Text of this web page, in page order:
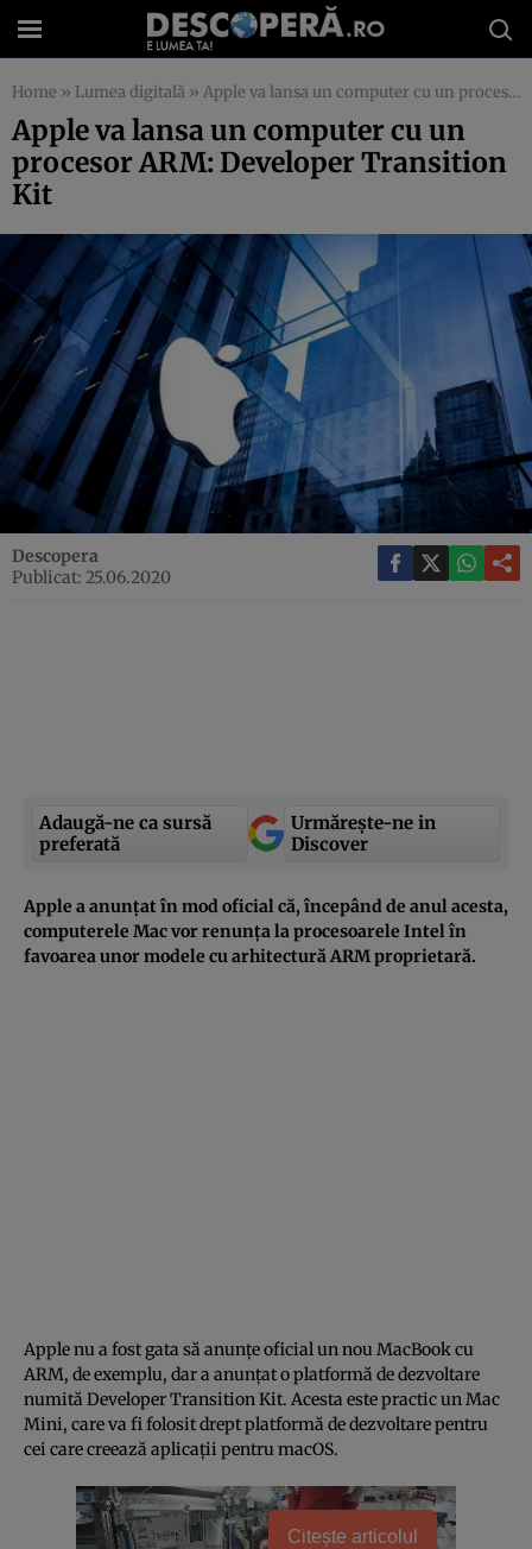
Home » Lumea digitală » Apple va lansa un computer cu un procesor ARM: Developer Transition Kit
Apple va lansa un computer cu un
procesor ARM: Developer Transition
Kit
Descopera
Publicat: 25.06.2020
Adaugă-ne ca sursă
preferată
Urmărește-ne in
Discover
Apple a anunțat în mod oficial că, începând de anul acesta,
computerele Mac vor renunța la procesoarele Intel în
favoarea unor modele cu arhitectură ARM proprietară.
Apple nu a fost gata să anunțe oficial un nou MacBook cu
ARM, de exemplu, dar a anunțat o platformă de dezvoltare
numită Developer Transition Kit. Acesta este practic un Mac
Mini, care va fi folosit drept platformă de dezvoltare pentru
cei care creează aplicații pentru macOS.
Citește articolul